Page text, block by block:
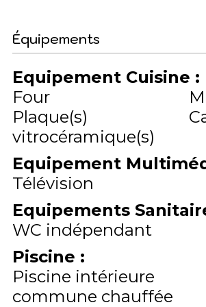
Équipements
Equipement Cuisine :
Four
Plaque(s)
vitrocéramique(s)
Equipement
Télévision
Equipements
WC indépendant
Piscine :
Piscine intérieure
commune chauffée